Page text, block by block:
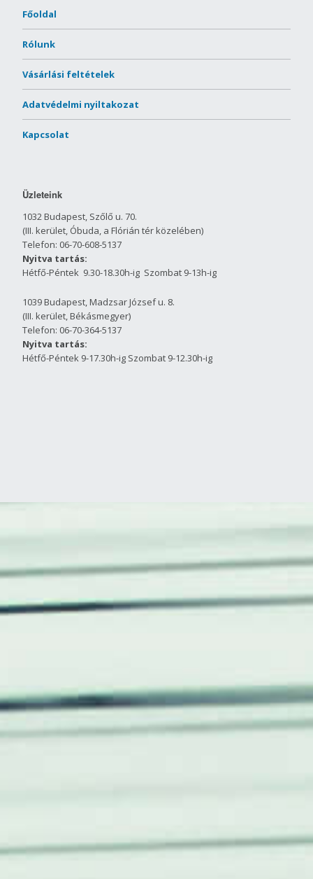
Főoldal
Rólunk
Vásárlási feltételek
Adatvédelmi nyiltakozat
Kapcsolat
Üzleteink
1032 Budapest, Szőlő u. 70.
(III. kerület, Óbuda, a Flórián tér közelében)
Telefon: 06-70-608-5137
Nyitva tartás:
Hétfő-Péntek 9.30-18.30h-ig Szombat 9-13h-ig
1039 Budapest, Madzsar József u. 8.
(III. kerület, Békásmegyer)
Telefon: 06-70-364-5137
Nyitva tartás:
Hétfő-Péntek 9-17.30h-ig Szombat 9-12.30h-ig